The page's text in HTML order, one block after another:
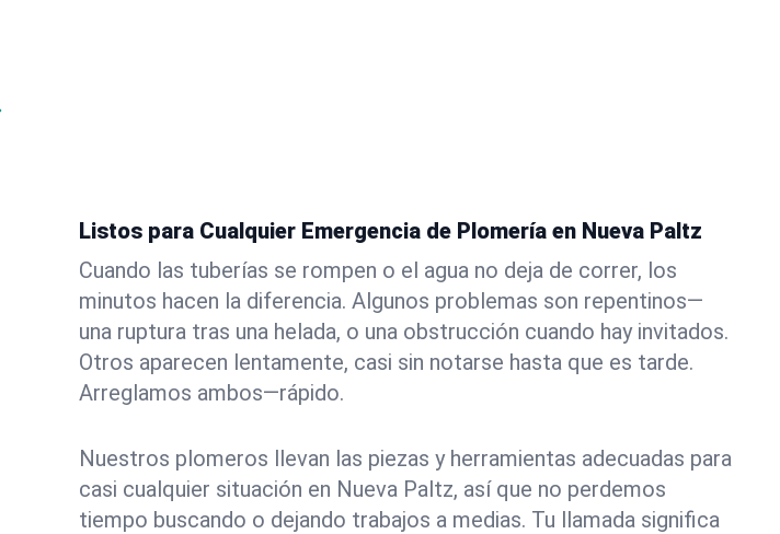
Listos para Cualquier Emergencia de Plomería en Nueva Paltz
Cuando las tuberías se rompen o el agua no deja de correr, los
minutos hacen la diferencia. Algunos problemas son repentinos—
una ruptura tras una helada, o una obstrucción cuando hay invitados.
Otros aparecen lentamente, casi sin notarse hasta que es tarde.
Arreglamos ambos—rápido.
Nuestros plomeros llevan las piezas y herramientas adecuadas para
casi cualquier situación en Nueva Paltz, así que no perdemos
tiempo buscando o dejando trabajos a medias. Tu llamada significa